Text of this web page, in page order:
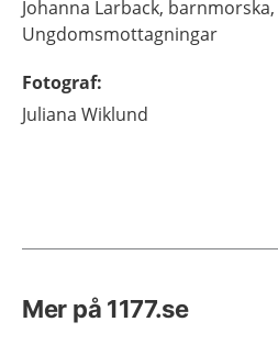
Johanna Larback, barnmorska,
Ungdomsmottagningar
Fotograf:
Juliana Wiklund
Mer på 1177.se